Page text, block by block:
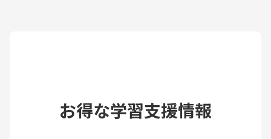
お得な学習支援情報